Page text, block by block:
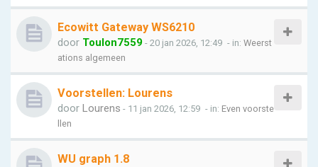
Ecowitt Gateway WS6210
door Toulon7559 - 20 jan 2026, 12:49 - in: Weerst
ations algemeen
Voorstellen: Lourens
door Lourens - 11 jan 2026, 12:59 - in: Even voorste
llen
WU graph 1.8